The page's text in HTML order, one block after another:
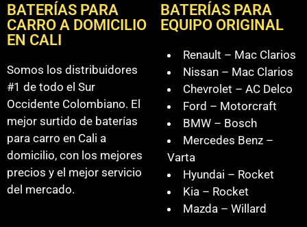
BATERÍAS PARA
CARRO A DOMICILIO
EN CALI
Somos los distribuidores
#1 de todo el Sur
Occidente Colombiano. El
mejor surtido de baterías
para carro en Cali a
domicilio, con los mejores
precios y el mejor servicio
del mercado.
BATERÍAS PARA
EQUIPO ORIGINAL
Renault – Mac Clarios
Nissan – Mac Clarios
Chevrolet – AC Delco
Ford – Motorcraft
BMW – Bosch
Mercedes Benz –
Varta
Hyundai – Rocket
Kia – Rocket
Mazda – Willard